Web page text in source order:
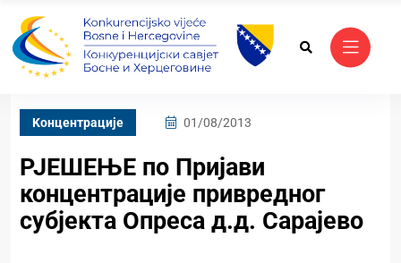
Kонцентрације 01/08/2013
РЈЕШЕЊЕ по Пријави
концентрације привредног
субјекта Опреса д.д. Сарајево